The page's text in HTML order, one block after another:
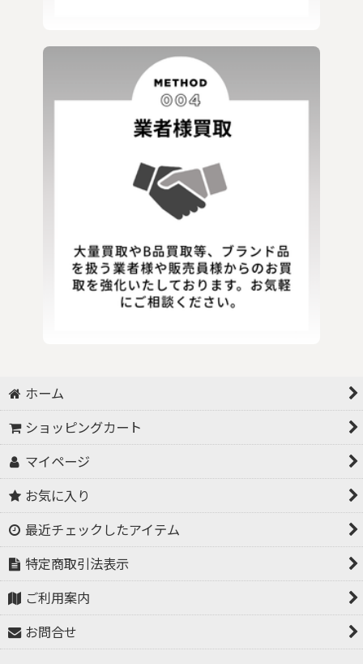
ホーム
ショッピングカート
マイページ
お気に入り
最近チェックしたアイテム
特定商取引法表示
ご利用案内
お問合せ